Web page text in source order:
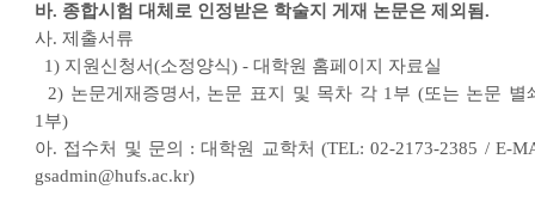
바. 종합시험 대체로 인정받은 학술지 게재 논문은 제외됨.
사. 제출서류
1) 지원신청서(소정양식) - 대학원 홈페이지 자료실
2) 논문게재증명서, 논문 표지 및 목차 각 1부 (또는 논문 별
1부)
아. 접수처 및 문의 : 대학원 교학처 (TEL: 02-2173-2385 / E-
gsadmin@hufs.ac.kr)